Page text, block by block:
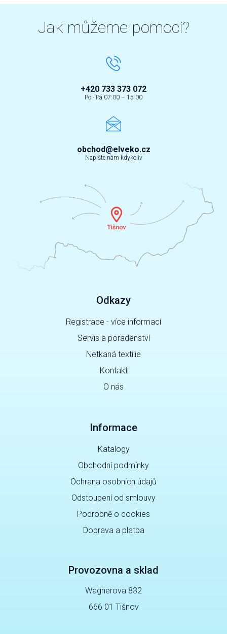
Jak můžeme pomoci?
+420 733 373 072
Po - Pá 07:00 – 15:00
obchod@elveko.cz
Napište nám kdykoliv
Odkazy
Registrace - více informací
Servis a poradenství
Netkaná textilie
Kontakt
O nás
Informace
Katalogy
Obchodní podmínky
Ochrana osobních údajů
Odstoupení od smlouvy
Podrobně o cookies
Doprava a platba
Provozovna a sklad
Wagnerova 832
666 01 Tišnov